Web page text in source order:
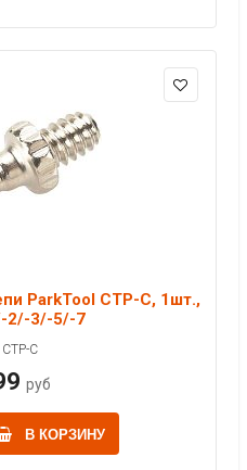
ParkTool CTP-C, 1шт.,
2/-3/-5/-7
C
руб
В КОРЗИНУ